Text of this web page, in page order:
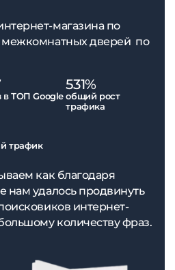
магазина по
дверей по
в ТОП Google
531%
общий рост
трафика
трафик
как благодаря
нам удалось продвинуть
интернет-
количеству фраз.